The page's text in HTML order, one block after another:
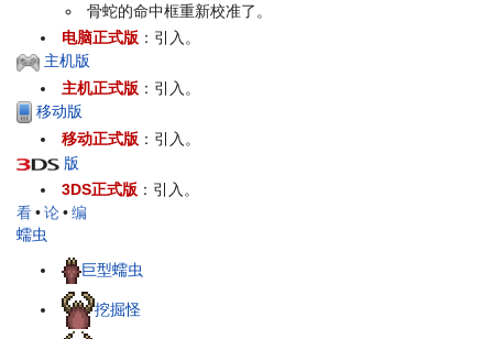
骨蛇的命中框重新校准了。
电脑正式版 ：引入。
主机版
主机正式版 ：引入。
移动版
移动正式版 ：引入。
版
3DS正式版 ：引入。
看•论•编
蠕虫
巨型蠕虫
挖掘怪